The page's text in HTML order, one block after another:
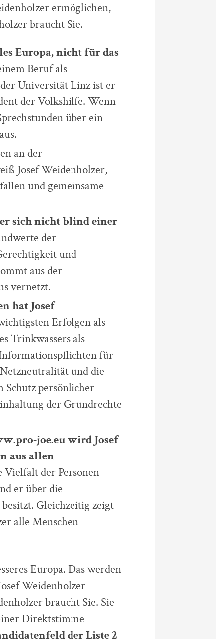
ermöglichen,
braucht Sie.
Europa, nicht für das
Beruf als
Universität Linz ist er
der Volkshilfe. Wenn
über ein
an der
Josef Weidenholzer,
und gemeinsame
sich nicht blind einer
der
und
aus der
vernetzt.
hat Josef
Erfolgen als
Trinkwassers als
für
und die
Schutz persönlicher
der Grundrechte
joe.eu wird Josef
aus allen
Vielfalt der Personen
er über die
Gleichzeitig zeigt
alle Menschen
Europa. Das werden
Weidenholzer
braucht Sie. Sie
Direktstimme
der Liste 2